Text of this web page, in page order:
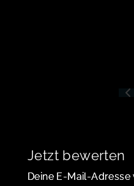
Jetzt bewerten
Deine E-Mail-